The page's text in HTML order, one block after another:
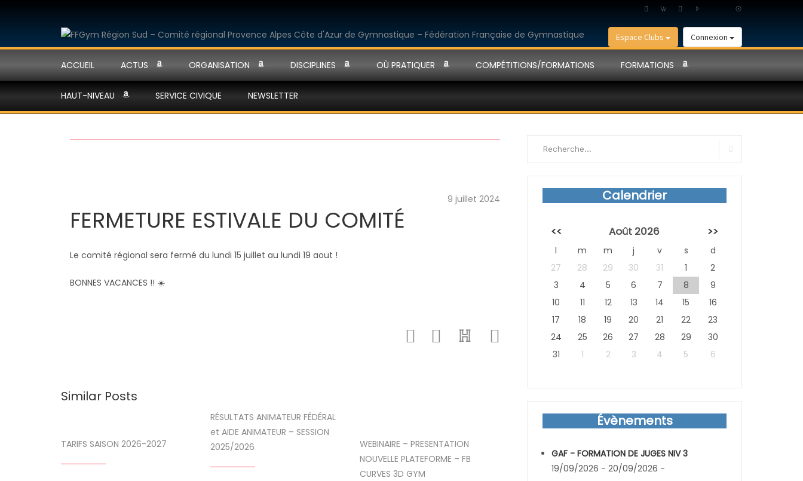
Connexion
Espace Clubs
ACCUEIL ACTUS ORGANISATION DISCIPLINES OÙ PRATIQUER COMPÉTITIONS/FORMATIONS FORMATIONS
HAUT-NIVEAU SERVICE CIVIQUE NEWSLETTER
9 juillet 2024
FERMETURE ESTIVALE DU COMITÉ
Le comité régional sera fermé du lundi 15 juillet au lundi 19 aout !
BONNES VACANCES !! ☀️
Similar Posts
TARIFS SAISON 2026-2027
RÉSULTATS ANIMATEUR FÉDÉRAL
et AIDE ANIMATEUR – SESSION
2025/2026
WEBINAIRE – PRESENTATION
NOUVELLE PLATEFORME – FB
CURVES 3D GYM
Calendrier
<< Août 2026 >>
l m m j v s
d
27
28 29 30 31 1
2
3
4 5 6 7 8
9
10
11 12 13 14 15
16
17
18 19 20 21 22
23
24
25 26 27 28 29
30
31
1 2 3 4 5 6
Évènements
GAF - FORMATION DE JUGES NIV 3
19/09/2026 - 20/09/2026 -